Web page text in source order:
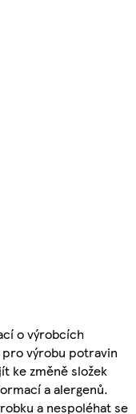
o výrobcích
výrobu potravin
ke změně složek
a alergenů.
a nespoléhat se